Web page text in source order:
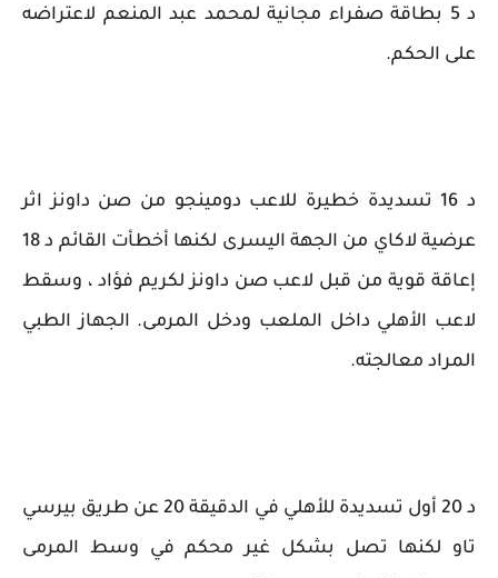
د 5 بطاقة صفراء مجانية لمحمد عبد المنعم لاعتراضه
على الحكم.
د 16 تسديدة خطيرة للاعب دومينجو من صن داونز اثر
عرضية لاكاي من الجهة اليسرى لكنها أخطأت القائم د 18
إعاقة قوية من قبل لاعب صن داونز لكريم فؤاد ، وسقط
لاعب الأهلي داخل الملعب ودخل المرمى. الجهاز الطبي
المراد معالجته.
د 20 أول تسديدة للأهلي في الدقيقة 20 عن طريق بيرسي
تاو لكنها تصل بشكل غير محكم في وسط المرمى